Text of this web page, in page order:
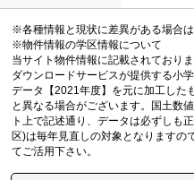
※各種情報と現状に差異がある場合は
※物件情報の学区情報について
当サイト物件情報に記載されており
ダウンロードサービスが提供する小
データ【2021年度】を元に加工した
と異なる場合がございます。国土数
ト上で記述通り、データは必ずしも
区)は毎年見直しの対象となりますの
てご活用下さい。